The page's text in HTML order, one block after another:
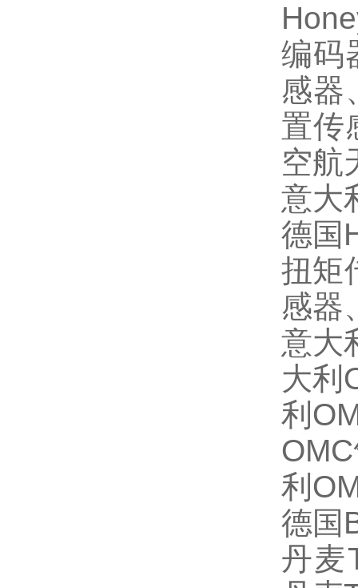
编码
感器
置传
空航
意大
德国
扭矩
感器
意大
大利
利
OMC
利
德国
丹麦